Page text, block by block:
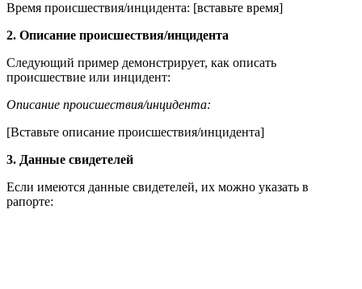
Время происшествия/инцидента: [вставьте время]
2. Описание происшествия/инцидента
Следующий пример демонстрирует, как описать
происшествие или инцидент:
Описание происшествия/инцидента:
[Вставьте описание происшествия/инцидента]
3. Данные свидетелей
Если имеются данные свидетелей, их можно указать в
рапорте: